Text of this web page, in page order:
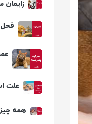
چقدره؟
فحل
عمر
علت
همه چیز